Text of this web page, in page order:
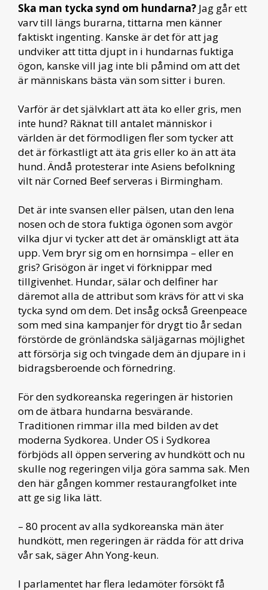
Ska man tycka synd om hundarna? Jag går ett
varv till längs burarna, tittarna men känner
faktiskt ingenting. Kanske är det för att jag
undviker att titta djupt in i hundarnas fuktiga
ögon, kanske vill jag inte bli påmind om att det
är människans bästa vän som sitter i buren.
Varför är det självklart att äta ko eller gris, men
inte hund? Räknat till antalet människor i
världen är det förmodligen fler som tycker att
det är förkastligt att äta gris eller ko än att äta
hund. Ändå protesterar inte Asiens befolkning
vilt när Corned Beef serveras i Birmingham.
Det är inte svansen eller pälsen, utan den lena
nosen och de stora fuktiga ögonen som avgör
vilka djur vi tycker att det är omänskligt att äta
upp. Vem bryr sig om en hornsimpa – eller en
gris? Grisögon är inget vi förknippar med
tillgivenhet. Hundar, sälar och delfiner har
däremot alla de attribut som krävs för att vi ska
tycka synd om dem. Det insåg också Greenpeace
som med sina kampanjer för drygt tio år sedan
förstörde de grönländska säljägarnas möjlighet
att försörja sig och tvingade dem än djupare in i
bidragsberoende och förnedring.
För den sydkoreanska regeringen är historien
om de ätbara hundarna besvärande.
Traditionen rimmar illa med bilden av det
moderna Sydkorea. Under OS i Sydkorea
förbjöds all öppen servering av hundkött och nu
skulle nog regeringen vilja göra samma sak. Men
den här gången kommer restaurangfolket inte
att ge sig lika lätt.
– 80 procent av alla sydkoreanska män äter
hundkött, men regeringen är rädda för att driva
vår sak, säger Ahn Yong-keun.
I parlamentet har flera ledamöter försökt få